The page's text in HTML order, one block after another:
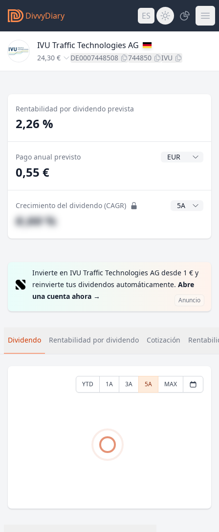
DivvyDiary ES
IVU Traffic Technologies AG
24,30 € DE0007448508 744850 IVU
Rentabilidad por dividendo prevista
2,26 %
Pago anual previsto Divisa del
0,55 €
Crecimiento del dividendo (CAGR) Años CAGR
#,## %
Invierte en IVU Traffic Technologies AG desde 1 € y
reinvierte tus dividendos automáticamente. Abre
una cuenta ahora → Anuncio
Dividendo Rentabilidad por dividendo Cotización
YTD 1A 3A 5A MAX